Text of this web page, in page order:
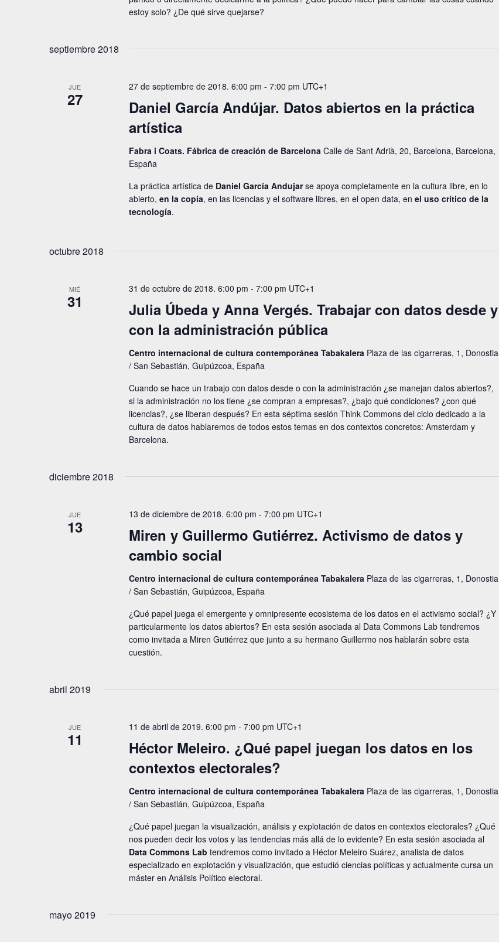
estoy solo? ¿De qué sirve quejarse?
septiembre 2018
JUE
27
Daniel García Andújar. Datos abiertos en la práctica
artística
27 de septiembre de 2018. 6:00 pm - 7:00 pm UTC+1
Fabra i Coats. Fábrica de creación de Barcelona Calle de Sant Adrià, 20, Barcelona, Barcelona,
España
La práctica artística de Daniel García Andujarse apoya completamente en la cultura libre, en lo
abierto, en la copia, en las licencias y el software libres, en el open data, en el uso crítico de la
tecnología.
octubre 2018
MIÉ
31
Julia Úbeda y Anna Vergés. Trabajar con datos desde y
con la administración pública
31 de octubre de 2018. 6:00 pm - 7:00 pm UTC+1
Centro internacional de cultura contemporánea Tabakalera Plaza de las cigarreras, 1, Donostia
/ San Sebastián, Guipúzcoa, España
Cuando se hace un trabajo con datos desde o con la administración ¿se manejan datos abiertos?,
si la administración no los tiene ¿se compran a empresas?, ¿bajo qué condiciones? ¿con qué
licencias?, ¿se liberan después? En esta séptima sesión Think Commons del ciclo dedicado a la
cultura de datos hablaremos de todos estos temas en dos contextos concretos: Amsterdam y
Barcelona.
diciembre 2018
JUE
13
Miren y Guillermo Gutiérrez. Activismo de datos y
cambio social
13 de diciembre de 2018. 6:00 pm - 7:00 pm UTC+1
Centro internacional de cultura contemporánea Tabakalera Plaza de las cigarreras, 1, Donostia
/ San Sebastián, Guipúzcoa, España
¿Qué papel juega el emergente y omnipresente ecosistema de los datos en el activismo social? ¿Y
particularmente los datos abiertos? En esta sesión asociada al Data Commons Lab tendremos
como invitada a Miren Gutiérrez que junto a su hermano Guillermo nos hablarán sobre esta
cuestión.
abril 2019
JUE
11
Héctor Meleiro. ¿Qué papel juegan los datos en los
contextos electorales?
11 de abril de 2019. 6:00 pm - 7:00 pm UTC+1
Centro internacional de cultura contemporánea Tabakalera Plaza de las cigarreras, 1, Donostia
/ San Sebastián, Guipúzcoa, España
¿Qué papel juegan la visualización, análisis y explotación de datos en contextos electorales? ¿Qué
nos pueden decir los votos y las tendencias más allá de lo evidente? En esta sesión asociada al
Data Commons Lab tendremos como invitado a Héctor Meleiro Suárez, analista de datos
especializado en explotación y visualización, que estudió ciencias políticas y actualmente cursa un
máster en Análisis Político electoral.
mayo 2019